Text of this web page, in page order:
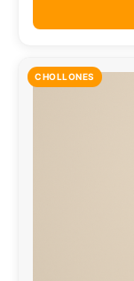
CHOLLONES